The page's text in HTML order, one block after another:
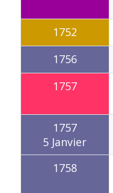
1752
1756
1757
1757
5 Janvier
1758